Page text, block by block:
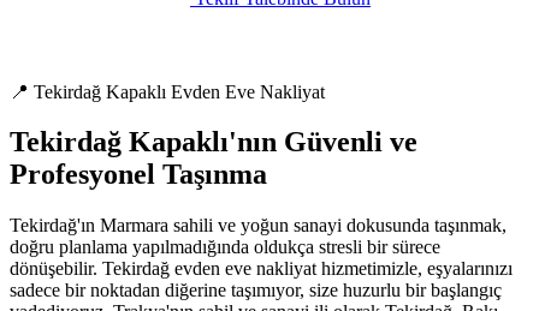
📍 Tekirdağ Kapaklı Evden Eve Nakliyat
Tekirdağ Kapaklı'nın Güvenli ve
Profesyonel Taşınma
Tekirdağ'ın Marmara sahili ve yoğun sanayi dokusunda taşınmak,
doğru planlama yapılmadığında oldukça stresli bir sürece
dönüşebilir. Tekirdağ evden eve nakliyat hizmetimizle, eşyalarınızı
sadece bir noktadan diğerine taşımıyor, size huzurlu bir başlangıç